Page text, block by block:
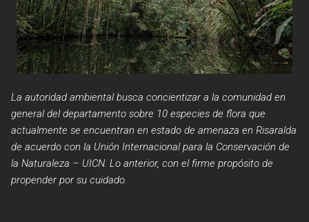
La autoridad ambiental busca concientizar a la comunidad en
general del departamento sobre 10 especies de flora que
actualmente se encuentran en estado de amenaza en Risaralda
de acuerdo con la Unión Internacional para la Conservación de
la Naturaleza – UICN. Lo anterior, con el firme propósito de
propender por su cuidado.